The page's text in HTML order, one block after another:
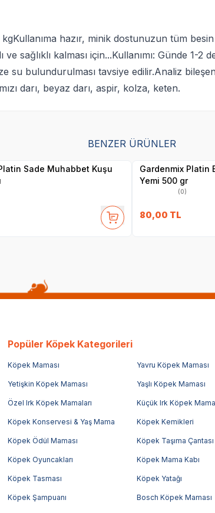
hazır, minik dostunuzun tüm
sağlıklı kalması için...Kullanımı: Günde
su bulundurulması tavsiye edilir.Analiz
darı, beyaz darı, aspir, kolza, keten.
BENZER ÜRÜNLER
Sade Muhabbet Kuşu
Gardenmix Platin
Yemi 500 gr
(0)
80,00 TL
Popüler Köpek Kategorileri
Köpek Maması Yavru Köpek Maması
Yetişkin Köpek Maması Yaşlı Köpek Maması
Özel Irk Köpek Mamaları Küçük Irk Köpek
Köpek Konservesi & Yaş Mama Köpek Kemikleri
Köpek Ödül Maması Köpek Taşıma Çantası
Köpek Oyuncakları Köpek Mama Kabı
Köpek Tasması Köpek Yatağı
Köpek Şampuanı Bosch Köpek Maması